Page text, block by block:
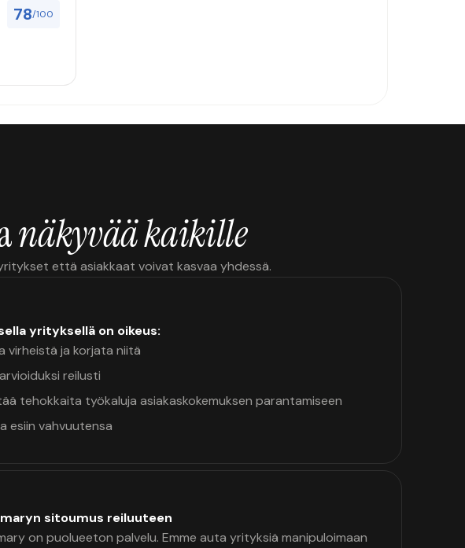
78/100
näkyvää kaikille
että asiakkaat voivat kasvaa yhdessä.
yrityksellä on oikeus:
virheistä ja korjata niitä
reilusti
tehokkaita työkaluja asiakaskokemuksen parantamiseen
esiin vahvuutensa
sitoumus reiluuteen
on puolueeton palvelu. Emme auta yrityksiä manipuloimaan